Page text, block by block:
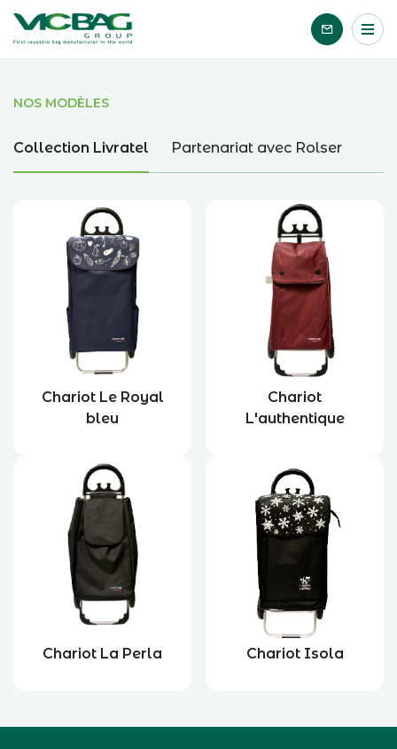
Accueil
NOS MODÈLES
Collection Livratel Partenariat avec Rolser
Chariot Le Royal
bleu
Chariot
L'authentique
Chariot La Perla Chariot Isola